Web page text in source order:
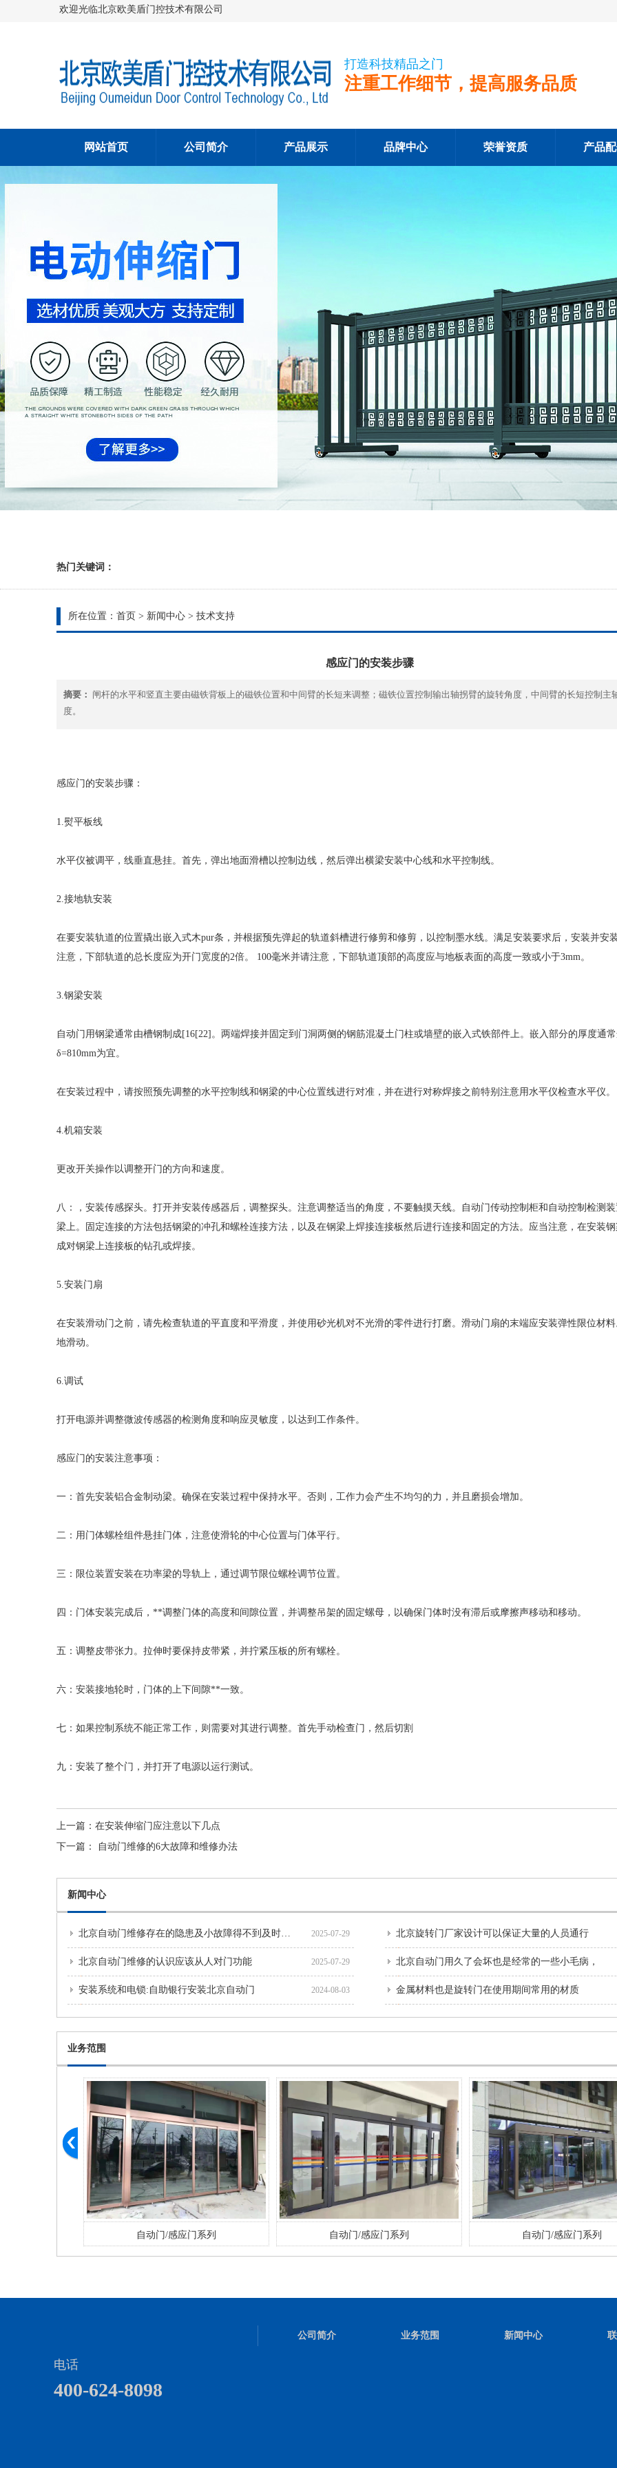
欢迎光临北京欧美盾门控技术有限公司
打造科技精品之门
注重工作细节，提高服务品质
网站首页 公司简介 产品展示 品牌中心 荣誉资质 产品
热门关键词：
所在位置： 首页 > 新闻中心 > 技术支持
感应门的安装步骤
摘要： 闸杆的水平和竖直主要由磁铁背板上的磁铁位置和中间臂的长短来调整；磁铁位置控制输出轴拐臂的旋转角度，中间臂的长短控制主
度。
感应门的安装步骤：
1.熨平板线
水平仪被调平，线垂直悬挂。首先，弹出地面滑槽以控制边线，然后弹出横梁安装中心线和水平控制线。
2.接地轨安装
在要安装轨道的位置撬出嵌入式木pur条，并根据预先弹起的轨道斜槽进行修剪和修剪，以控制墨水线。满足安装要求后，安装并安
注意，下部轨道的总长度应为开门宽度的2倍。 100毫米并请注意，下部轨道顶部的高度应与地板表面的高度一致或小于3mm。
3.钢梁安装
自动门用钢梁通常由槽钢制成[16[22]。两端焊接并固定到门洞两侧的钢筋混凝土门柱或墙壁的嵌入式铁部件上。嵌入部分的厚度通
δ=810mm为宜。
在安装过程中，请按照预先调整的水平控制线和钢梁的中心位置线进行对准，并在进行对称焊接之前特别注意用水平仪检查水平仪。
4.机箱安装
更改开关操作以调整开门的方向和速度。
八：，安装传感探头。打开并安装传感器后，调整探头。注意调整适当的角度，不要触摸天线。自动门传动控制柜和自动控制检测
梁上。固定连接的方法包括钢梁的冲孔和螺栓连接方法，以及在钢梁上焊接连接板然后进行连接和固定的方法。应当注意，在安装
成对钢梁上连接板的钻孔或焊接。
5.安装门扇
在安装滑动门之前，请先检查轨道的平直度和平滑度，并使用砂光机对不光滑的零件进行打磨。滑动门扇的末端应安装弹性限位材
地滑动。
6.调试
打开电源并调整微波传感器的检测角度和响应灵敏度，以达到工作条件。
感应门的安装注意事项：
一：首先安装铝合金制动梁。确保在安装过程中保持水平。否则，工作力会产生不均匀的力，并且磨损会增加。
二：用门体螺栓组件悬挂门体，注意使滑轮的中心位置与门体平行。
三：限位装置安装在功率梁的导轨上，通过调节限位螺栓调节位置。
四：门体安装完成后，**调整门体的高度和间隙位置，并调整吊架的固定螺母，以确保门体时没有滞后或摩擦声移动和移动。
五：调整皮带张力。拉伸时要保持皮带紧，并拧紧压板的所有螺栓。
六：安装接地轮时，门体的上下间隙**一致。
七：如果控制系统不能正常工作，则需要对其进行调整。首先手动检查门，然后切割
九：安装了整个门，并打开了电源以运行测试。
上一篇： 在安装伸缩门应注意以下几点
下一篇：
自动门维修的6大故障和维修办法
新闻中心
北京自动门维修存在的隐患及小故障得不到及时处理 2025-07-29 北京旋转门厂家设计可以保证大量的人员通行
北京自动门维修的认识应该从人对门功能 2025-07-29 北京自动门用久了会坏也是经常的一些小毛病，
安装系统和电锁:自助银行安装北京自动门 2024-08-03 金属材料也是旋转门在使用期间常用的材质
业务范围
自动门/感应门系列 自动门/感应门系列 自动门/感应门系列
电话
400-624-8098
公司简介 业务范围 新闻中心